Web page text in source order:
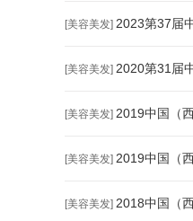
[美容美发] 2023第37届
[美容美发] 2020第31届
[美容美发] 2019中国（
[美容美发] 2019中国（
[美容美发] 2018中国（